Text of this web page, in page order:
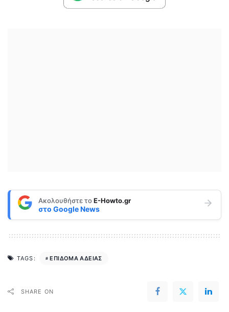
Ακολουθήστε τοE-Howto.gr
στο Google News
TAGS: ΕΠΙΔΟΜΑ ΑΔΕΙΑΣ
SHARE ON